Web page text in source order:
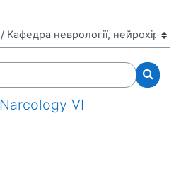
Пошук
VI